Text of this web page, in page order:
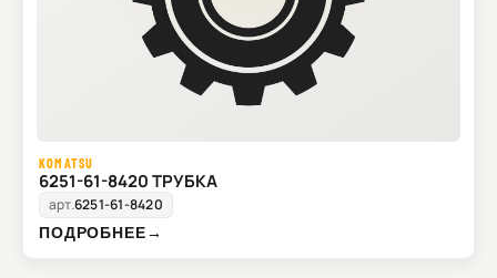
KOMATSU
6251-61-8420 ТРУБКА
арт.6251-61-8420
ПОДРОБНЕЕ→